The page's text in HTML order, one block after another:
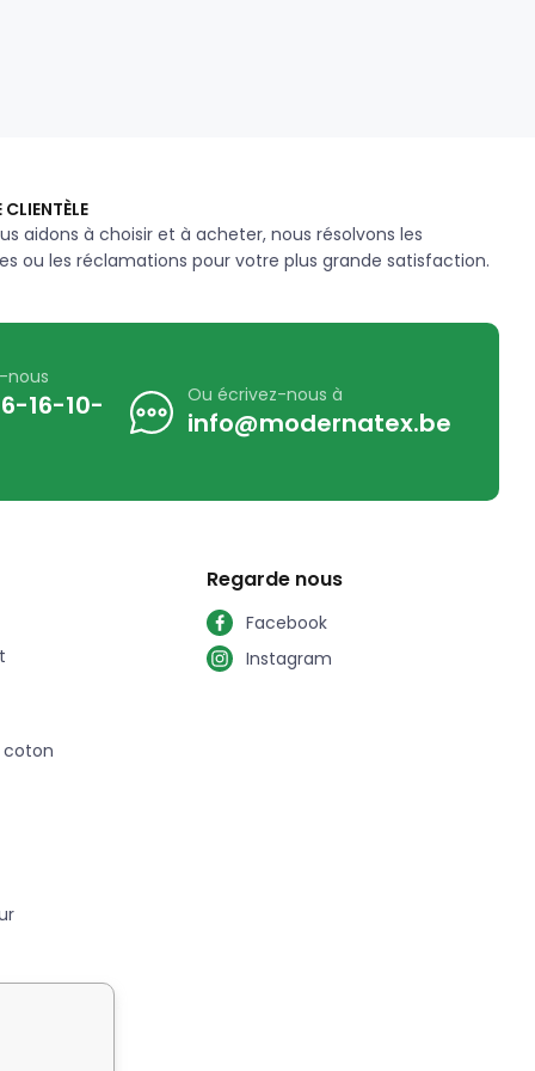
CLIENTÈLE
aidons à choisir et à acheter, nous résolvons les
ou les réclamations pour votre plus grande satisfaction.
nous
16-10-
Ou écrivez-nous à
info@modernatex.be
coton
?
Regarde nous
Facebook
Instagram